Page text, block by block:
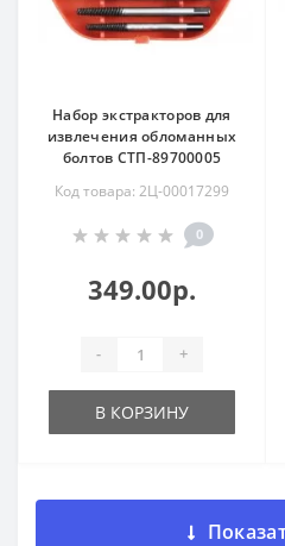
Набор экстракторов для
извлечения обломанных
болтов СТП-89700005
Код товара: 2Ц-00017299
0
349.00р.
- +
В КОРЗИНУ